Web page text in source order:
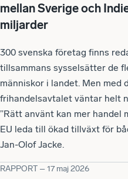
mellan Sverige och
miljarder
300 svenska företag finns
tillsammans sysselsätter de
människor i landet. Men med
frihandelsavtalet väntar helt
”Rätt använt kan mer handel
EU leda till ökad tillväxt för
Jan-Olof Jacke.
RAPPORT –17 maj 2026